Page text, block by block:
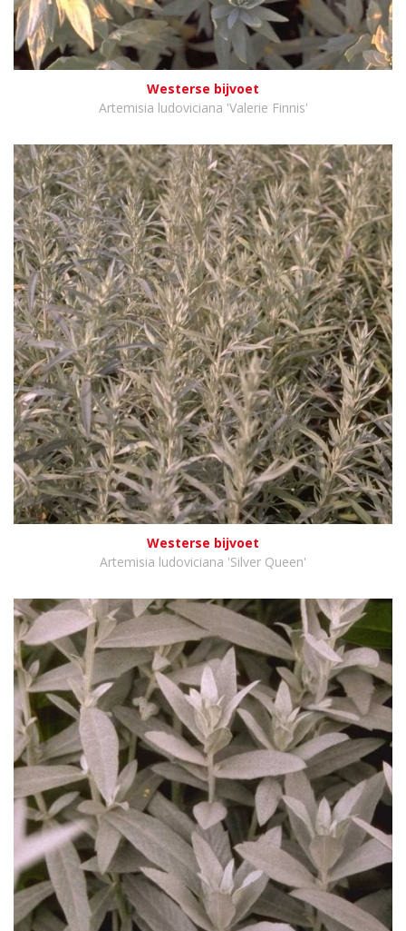
Westerse bijvoet
Artemisia ludoviciana 'Valerie Finnis'
Westerse bijvoet
Artemisia ludoviciana 'Silver Queen'